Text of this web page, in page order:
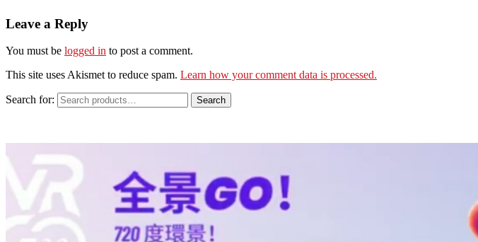
Leave a Reply
You must be logged in to post a comment.
This site uses Akismet to reduce spam. Learn how your comment data is processed.
Search for: Search